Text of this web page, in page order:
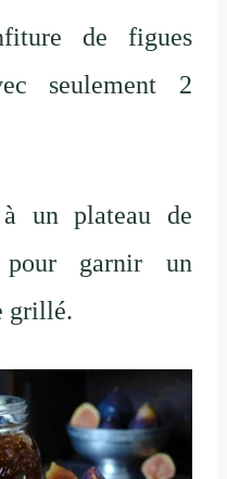
de figues
seulement 2
un plateau de
garnir un
grillé.